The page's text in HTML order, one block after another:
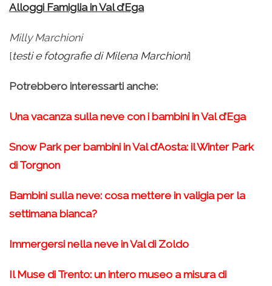
Alloggi Famiglia in Val d’Ega
Milly Marchioni
[testi e fotografie di Milena Marchioni]
Potrebbero interessarti anche:
Una vacanza sulla neve con i bambini in Val d’Ega
Snow Park per bambini in Val d’Aosta: il Winter Park
di Torgnon
Bambini sulla neve: cosa mettere in valigia per la
settimana bianca?
Immergersi nella neve in Val di Zoldo
Il Muse di Trento: un intero museo a misura di